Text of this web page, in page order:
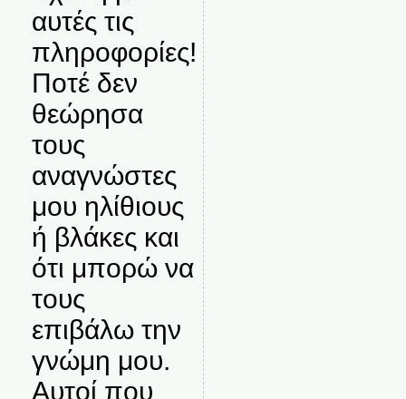
αυτές τις
πληροφορίες!
Ποτέ δεν
θεώρησα
τους
αναγνώστες
μου ηλίθιους
ή βλάκες και
ότι μπορώ να
τους
επιβάλω την
γνώμη μου.
Αυτοί που